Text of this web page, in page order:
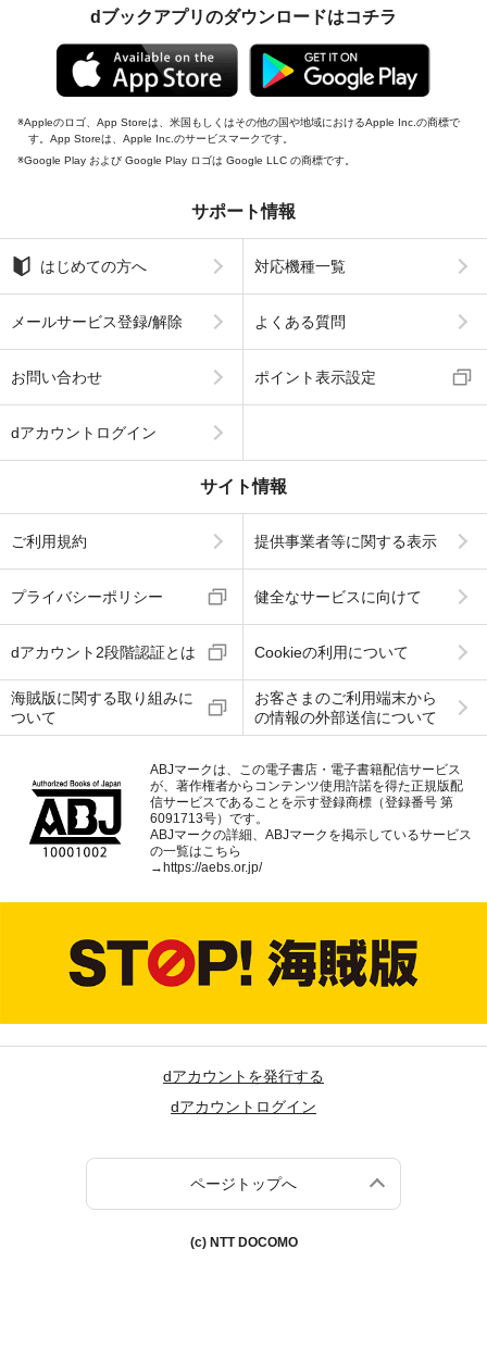
dブックアプリのダウンロードはコチラ
Appleのロゴ、App Storeは、米国もしくはその他の国や地域におけるApple Inc.の商標で
す。App Storeは、Apple Inc.のサービスマークです。
Google Play および Google Play ロゴは Google LLC の商標です。
サポート情報
はじめての方へ 対応機種一覧
メールサービス登録/解除 よくある質問
お問い合わせ ポイント表示設定
dアカウントログイン
サイト情報
ご利用規約 提供事業者等に関する表示
プライバシーポリシー 健全なサービスに向けて
dアカウント2段階認証とは Cookieの利用について
海賊版に関する取り組みに
ついて
お客さまのご利用端末から
の情報の外部送信について
ABJマークは、この電子書店・電子書籍配信サービス
が、著作権者からコンテンツ使用許諾を得た正規版配
信サービスであることを示す登録商標（登録番号 第
6091713号）です。
ABJマークの詳細、ABJマークを掲示しているサービス
の一覧はこちら
→https://aebs.or.jp/
dアカウントを発行する
dアカウントログイン
ページトップへ
(c) NTT DOCOMO